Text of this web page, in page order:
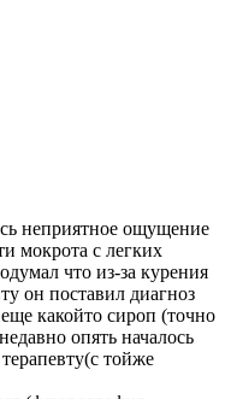
неприятное ощущение
мокрота с легких
что из-за курения
он поставил диагноз
какойто сироп (точно
опять началось
тойже